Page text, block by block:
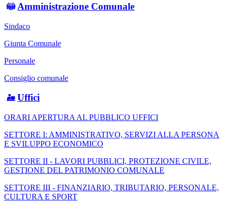
Amministrazione Comunale
Sindaco
Giunta Comunale
Personale
Consiglio comunale
Uffici
ORARI APERTURA AL PUBBLICO UFFICI
SETTORE I: AMMINISTRATIVO, SERVIZI ALLA PERSONA
E SVILUPPO ECONOMICO
SETTORE II - LAVORI PUBBLICI, PROTEZIONE CIVILE,
GESTIONE DEL PATRIMONIO COMUNALE
SETTORE III - FINANZIARIO, TRIBUTARIO, PERSONALE,
CULTURA E SPORT